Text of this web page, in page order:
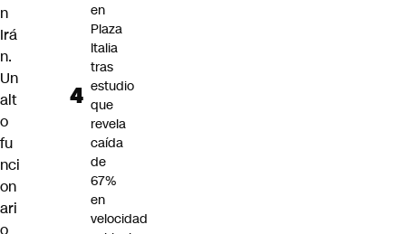
n
Irá
n.
Un
alt
o
fu
nci
on
ari
en
Plaza
Italia
tras
estudio
que
revela
caída
de
67%
en
velocidad